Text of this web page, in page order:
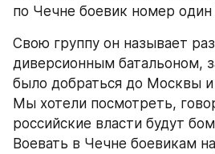
по Чечне боевик номер
Свою группу он называет
диверсионным батальоном,
было добраться до Москвы и
Мы хотели посмотреть,
российские власти будут
Воевать в Чечне боевикам